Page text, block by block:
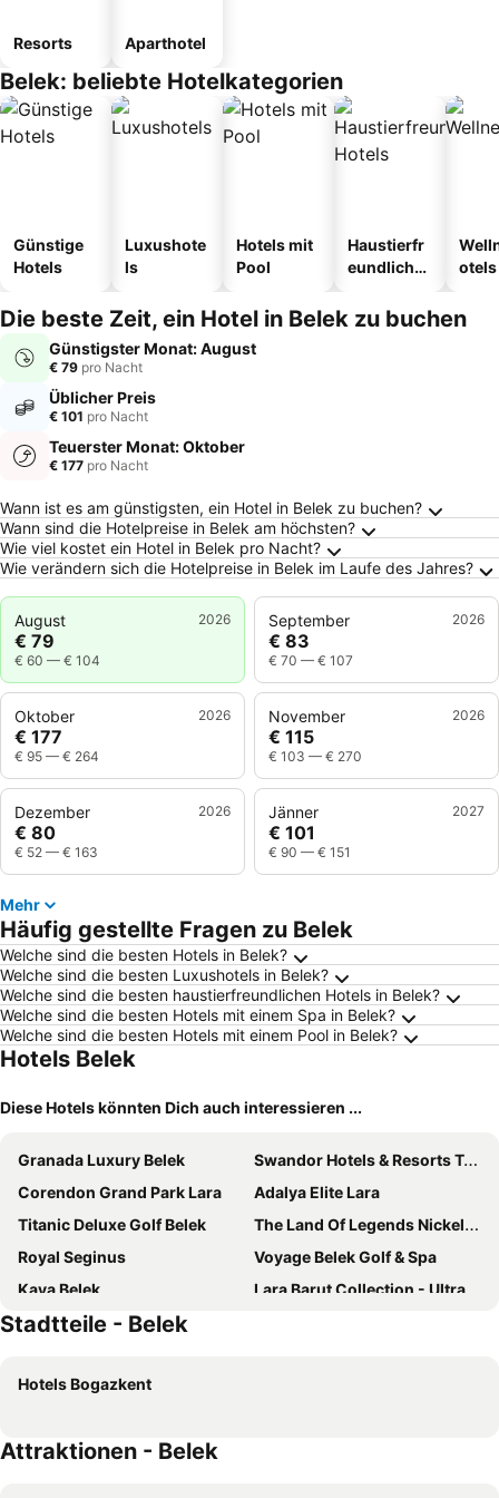
Resorts Aparthotel
Belek: beliebte Hotelkategorien
Günstige
Hotels
Luxushote
ls
Hotels mit
Pool
Haustierfr
eundliche
otels
Die beste Zeit, ein Hotel in Belek zu buchen
Günstigster Monat: August
€ 79 pro Nacht
Üblicher Preis
€ 101 pro Nacht
Teuerster Monat: Oktober
€ 177 pro Nacht
Häufig gestellte Fragen zu Belek
Wann ist es am günstigsten, ein Hotel in Belek zu buchen?
Wann sind die Hotelpreise in Belek am höchsten?
Wie viel kostet ein Hotel in Belek pro Nacht?
Wie verändern sich die Hotelpreise in Belek im Laufe des Jahres?
August 2026
€ 79
€ 60 — € 104
September 2026
€ 83
€ 70 — € 107
Oktober 2026
€ 177
€ 95 — € 264
November 2026
€ 115
€ 103 — € 270
Dezember 2026
€ 80
€ 52 — € 163
Jänner 2027
€ 101
€ 90 — € 151
Mehr
Häufig gestellte Fragen zu Belek
Welche sind die besten Hotels in Belek?
Welche sind die besten Luxushotels in Belek?
Welche sind die besten haustierfreundlichen Hotels in Belek?
Welche sind die besten Hotels mit einem Spa in Belek?
Welche sind die besten Hotels mit einem Pool in Belek?
Hotels Belek
Diese Hotels könnten Dich auch interessieren ...
Granada Luxury Belek
Swandor Hotels & Resorts Topkapi Palace
Corendon Grand Park Lara
Adalya Elite Lara
Titanic Deluxe Golf Belek
The Land Of Legends Nickelodeon Hotel Antalya
Royal Seginus
Voyage Belek Golf & Spa
Kaya Belek
Lara Barut Collection - Ultra All Inclusive
The Land of Legends Kingdom
Royal Holiday Palace
Belek Beach Resort Hotel
Stadtteile - Belek
Hotels Bogazkent
Attraktionen - Belek